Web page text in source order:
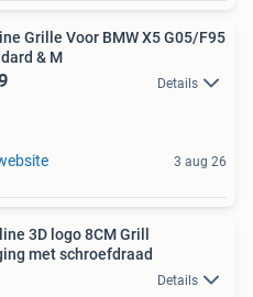
Grille Voor BMW X5 G05/F95
& M
Details
3 aug 26
3D logo 8CM Grill
met schroefdraad
Details